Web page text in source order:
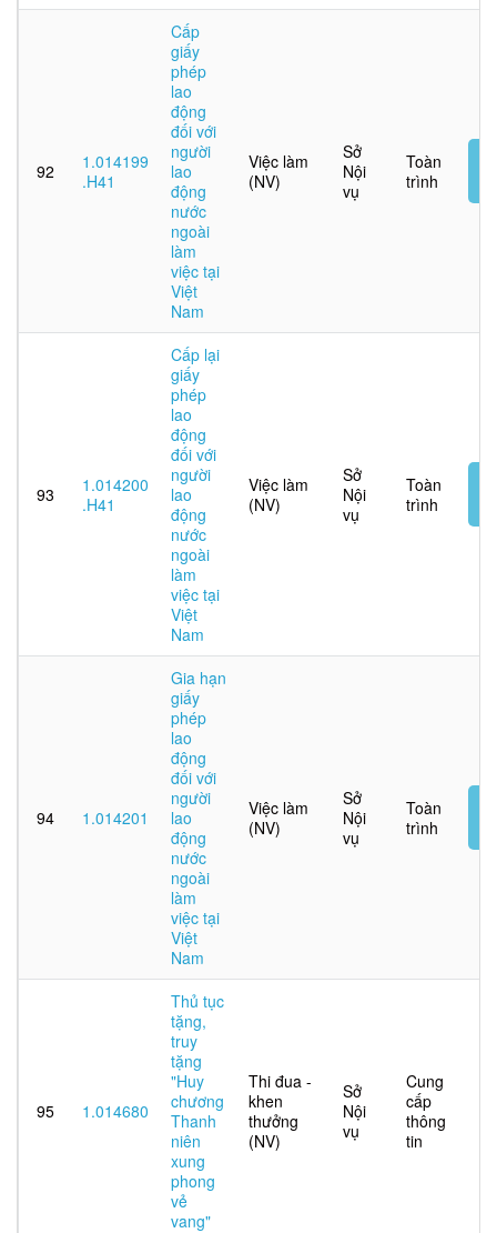
92
1.014199
.H41
Cấp
giấy
phép
lao
động
đối với
người
lao
động
nước
ngoài
làm
việc tại
Việt
Nam
Việc làm
(NV)
Sở
Nội
vụ
Toàn
trình
93
1.014200
.H41
Cấp lại
giấy
phép
lao
động
đối với
người
lao
động
nước
ngoài
làm
việc tại
Việt
Nam
Việc làm
(NV)
Sở
Nội
vụ
Toàn
trình
94 1.014201
Gia hạn
giấy
phép
lao
động
đối với
người
lao
động
nước
ngoài
làm
việc tại
Việt
Nam
Việc làm
(NV)
Sở
Nội
vụ
Toàn
trình
95 1.014680
Thủ tục
tặng,
truy
tặng
"Huy
chương
Thanh
niên
xung
phong
vẻ
vang"
Thi đua -
khen
thưởng
(NV)
Sở
Nội
vụ
Cung
cấp
thông
tin